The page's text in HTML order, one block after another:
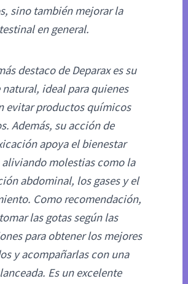
sino también mejorar la
en general.
destaco de Deparax es su
natural, ideal para quienes
evitar productos químicos
Además, su acción de
apoya el bienestar
aliviando molestias como la
abdominal, los gases y el
Como recomendación,
las gotas según las
para obtener los mejores
y acompañarlas con una
Es un excelente